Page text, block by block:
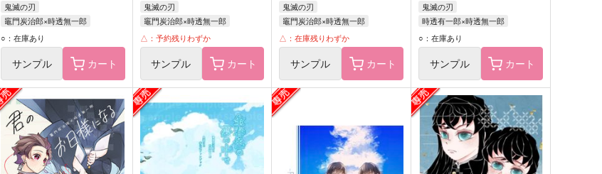
鬼滅の刃
竈門炭治郎×時透無一郎
竈門炭治郎
○：在庫あり
サンプル カート
鬼滅の刃
竈門炭治郎×時透無一郎
竈門炭治郎
時透無一郎
△：予約残りわずか
サンプル カート
鬼滅の刃
竈門炭治郎×時透無一郎
竈門炭治郎
時透無一郎
△：在庫残りわずか
サンプル カート
鬼滅の刃
時透有一郎×時透無一郎
時透有一郎
○：在庫あり
サンプル カート